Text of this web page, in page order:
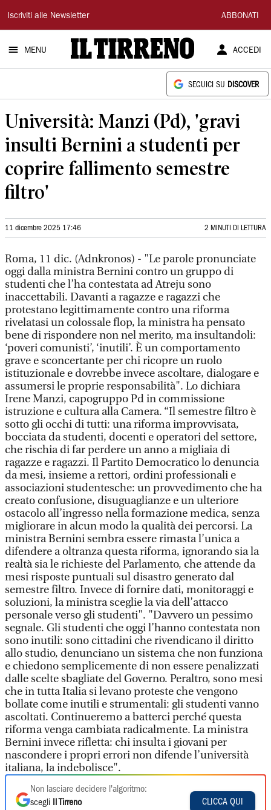
Il
Tirreno
Iscriviti alle Newsletter ABBONATI
MENU ACCEDI
SEGUICI SU DISCOVER
Università: Manzi (Pd), 'gravi
insulti Bernini a studenti per
coprire fallimento semestre
filtro'
11 dicembre 2025 17:46 2 MINUTI DI LETTURA
Roma, 11 dic. (Adnkronos) - "Le parole pronunciate
oggi dalla ministra Bernini contro un gruppo di
studenti che l’ha contestata ad Atreju sono
inaccettabili. Davanti a ragazze e ragazzi che
protestano legittimamente contro una riforma
rivelatasi un colossale flop, la ministra ha pensato
bene di rispondere non nel merito, ma insultandoli:
‘poveri comunisti’, ‘inutili’. È un comportamento
grave e sconcertante per chi ricopre un ruolo
istituzionale e dovrebbe invece ascoltare, dialogare e
assumersi le proprie responsabilità". Lo dichiara
Irene Manzi, capogruppo Pd in commissione
istruzione e cultura alla Camera. “Il semestre filtro è
sotto gli occhi di tutti: una riforma improvvisata,
bocciata da studenti, docenti e operatori del settore,
che rischia di far perdere un anno a migliaia di
ragazze e ragazzi. Il Partito Democratico lo denuncia
da mesi, insieme a rettori, ordini professionali e
associazioni studentesche: un provvedimento che ha
creato confusione, disuguaglianze e un ulteriore
ostacolo all’ingresso nella formazione medica, senza
migliorare in alcun modo la qualità dei percorsi. La
ministra Bernini sembra essere rimasta l’unica a
difendere a oltranza questa riforma, ignorando sia la
realtà sia le richieste del Parlamento, che attende da
mesi risposte puntuali sul disastro generato dal
semestre filtro. Invece di fornire dati, monitoraggi e
soluzioni, la ministra sceglie la via dell’attacco
personale verso gli studenti". "Davvero un pessimo
segnale. Gli studenti che oggi l’hanno contestata non
sono inutili: sono cittadini che rivendicano il diritto
allo studio, denunciano un sistema che non funziona
e chiedono semplicemente di non essere penalizzati
dalle scelte sbagliate del Governo. Peraltro, sono mesi
che in tutta Italia si levano proteste che vengono
bollate come inutili e strumentali: gli studenti vanno
ascoltati. Continueremo a batterci perché questa
riforma venga cambiata radicalmente. La ministra
Bernini invece rifletta: chi insulta i giovani per
nascondere i propri errori non difende l’università
italiana, la indebolisce".
Non lasciare decidere l'algoritmo:
scegli
Il Tirreno
CLICCA QUI